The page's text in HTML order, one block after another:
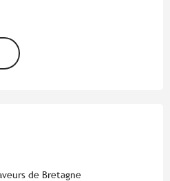
de Bretagne